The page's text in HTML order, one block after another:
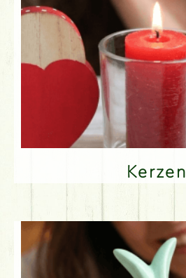
Kerzen